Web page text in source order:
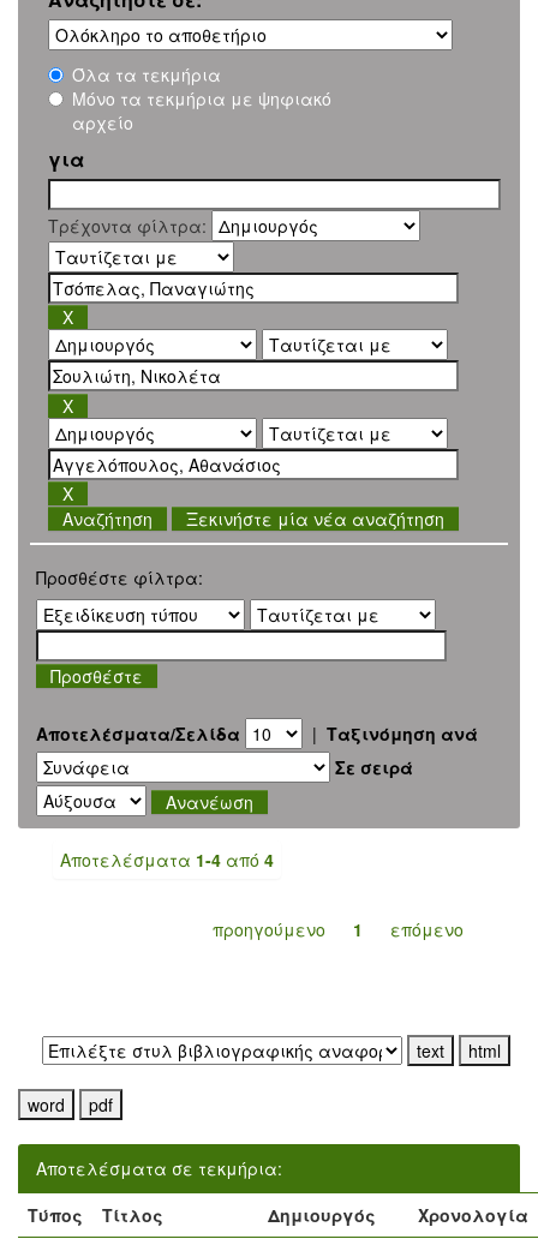
Όλα τα τεκμήρια
Μόνο τα τεκμήρια με ψηφιακό
αρχείο
για
Τρέχοντα φίλτρα:
Ξεκινήστε μία νέα αναζήτηση
Προσθέστε φίλτρα:
Αποτελέσματα/Σελίδα | Ταξινόμηση ανά
Σε σειρά
Αποτελέσματα 1-4 από 4
προηγούμενο 1 επόμενο
Αποτελέσματα σε τεκμήρια:
Τύπος
Τίτλος Δημιουργός
Χρονολογία